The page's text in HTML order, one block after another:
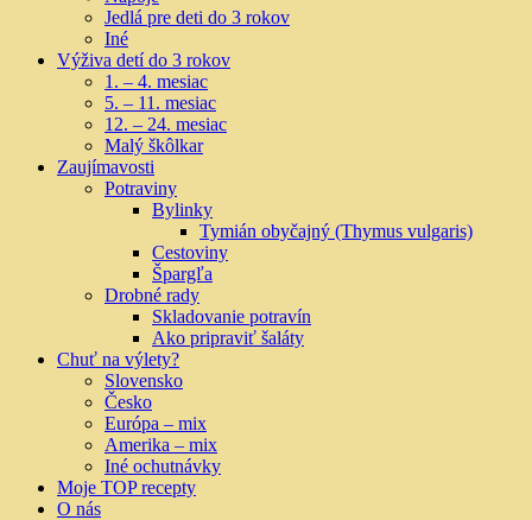
Jedlá pre deti do 3 rokov
Iné
Výživa detí do 3 rokov
1. – 4. mesiac
5. – 11. mesiac
12. – 24. mesiac
Malý škôlkar
Zaujímavosti
Potraviny
Bylinky
Tymián obyčajný (Thymus vulgaris)
Cestoviny
Špargľa
Drobné rady
Skladovanie potravín
Ako pripraviť šaláty
Chuť na výlety?
Slovensko
Česko
Európa – mix
Amerika – mix
Iné ochutnávky
Moje TOP recepty
O nás